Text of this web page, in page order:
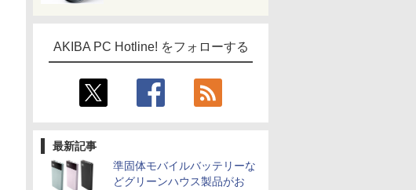
AKIBA PC Hotline! をフォローする
最新記事
準固体モバイルバッテリーな
どグリーンハウス製品がお